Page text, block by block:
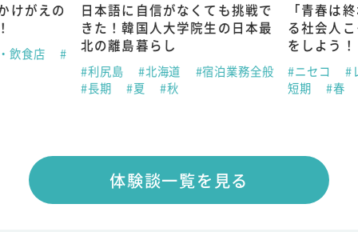
けがえの
飲食店 #
日本語に自信がなくても挑戦で
きた！韓国人大学院生の日本最
北の離島暮らし
#利尻島 #北海道
#宿泊業務全般
#長期
#夏 #秋
「青春は
る社会人
をしよう！
#ニセコ
#
短期
#春
体験談一覧を見る